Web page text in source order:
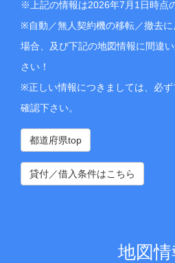
※上記の情報は2026年7月1日時点
※自動／無人契約機の移転／撤去
場合、及び下記の地図情報に間違
さい！
※正しい情報につきましては、必
確認下さい。
都道府県top
貸付／借入条件はこちら
地図情